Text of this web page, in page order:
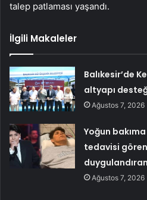
talep patlaması yaşandı.
İlgili Makaleler
Balıkesir’de
altyapı
Ağustos 7, 2026
Yoğun bakıma
tedavisi
Ağustos 7, 2026